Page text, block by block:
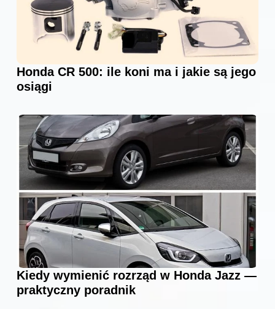
Honda CR 500: ile koni ma i jakie są jego
osiągi
Kiedy wymienić rozrząd w Honda Jazz —
praktyczny poradnik